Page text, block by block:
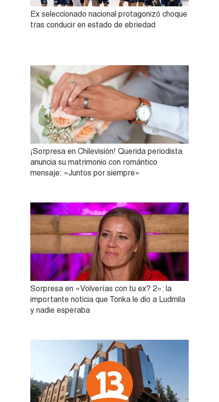
Ex seleccionado nacional protagonizó choque
tras conducir en estado de ebriedad
¡Sorpresa en Chilevisión! Querida periodista
anuncia su matrimonio con romántico
mensaje: «Juntos por siempre»
Sorpresa en «Volverías con tu ex? 2»: la
importante noticia que Tonka le dio a Ludmila
y nadie esperaba